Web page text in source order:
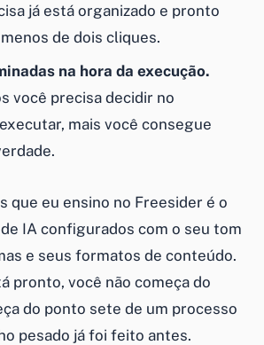
já está organizado e pronto
de dois cliques.
na hora da execução.
você precisa decidir no
mais você consegue
que eu ensino no Freesider é o
IA configurados com o seu tom
e seus formatos de conteúdo.
pronto, você não começa do
do ponto sete de um processo
pesado já foi feito antes.